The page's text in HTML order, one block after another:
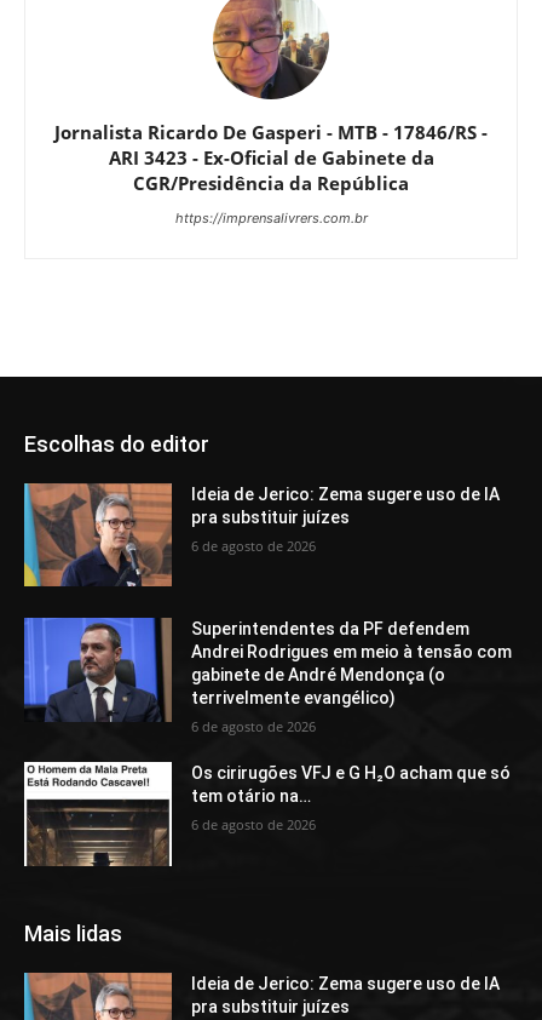
Jornalista Ricardo De Gasperi - MTB - 17846/RS -
ARI 3423 - Ex-Oficial de Gabinete da
CGR/Presidência da República
https://imprensalivrers.com.br
Escolhas do editor
Ideia de Jerico: Zema sugere uso de IA
pra substituir juízes
6 de agosto de 2026
Superintendentes da PF defendem
Andrei Rodrigues em meio à tensão com
gabinete de André Mendonça (o
terrivelmente evangélico)
6 de agosto de 2026
Os cirirugões VFJ e G H₂O acham que só
tem otário na…
6 de agosto de 2026
Mais lidas
Ideia de Jerico: Zema sugere uso de IA
pra substituir juízes